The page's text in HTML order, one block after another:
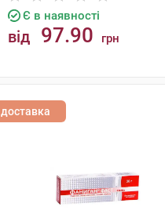
Є в наявності
від 97.90 грн
доставка